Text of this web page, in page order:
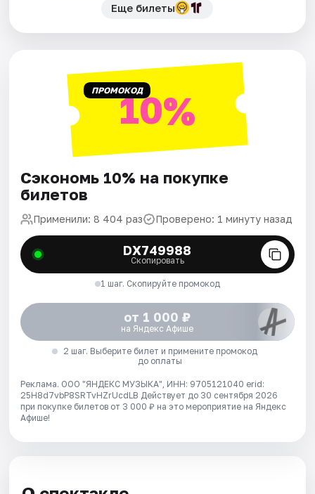
Еще билеты
ПРОМОКОД10%
Сэкономь 10% на покупке
билетов
Применили: 8 404 раз Проверено: 1 минуту назад
DX749988
Скопировать
1 шаг. Скопируйте промокод
от 1 000 ₽
на Яндекс Афише
2 шаг. Выберите билет и примените промокод
до оплаты
Реклама. ООО "ЯНДЕКС МУЗЫКА", ИНН: 9705121040 erid:
25H8d7vbP8SRTvHZrUcdLB Действует до 30 сентября 2026
при покупке билетов от 3 000 ₽ на это мероприятие на Яндекс
Афише!